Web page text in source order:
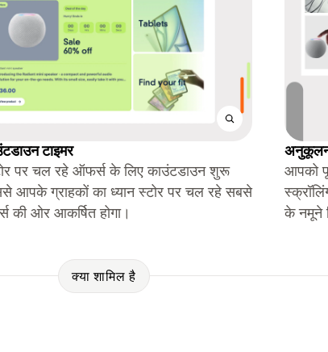
टाइमर
पर चल रहे ऑफर्स के लिए काउंटडाउन शुरू
आपके ग्राहकों का ध्यान स्टोर पर चल रहे सबसे
की ओर आकर्षित होगा।
अनुकूलन
आपको
के नमूने
क्या शामिल है